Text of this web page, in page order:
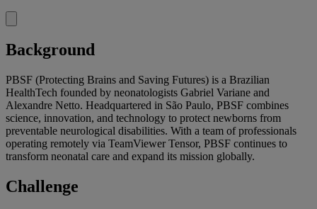
Background
PBSF (Protecting Brains and Saving Futures) is a Brazilian
HealthTech founded by neonatologists Gabriel Variane and
Alexandre Netto. Headquartered in São Paulo, PBSF combines
science, innovation, and technology to protect newborns from
preventable neurological disabilities. With a team of professionals
operating remotely via TeamViewer Tensor, PBSF continues to
transform neonatal care and expand its mission globally.
Challenge